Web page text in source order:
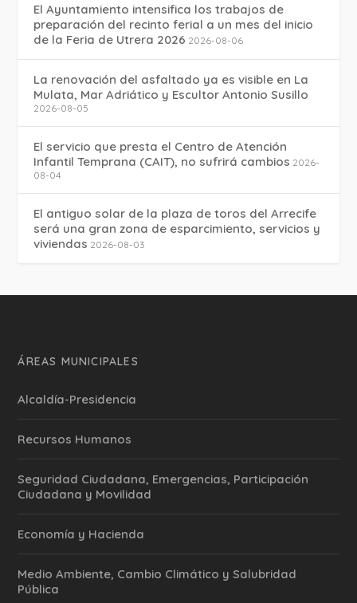
El Ayuntamiento intensifica los trabajos de
preparación del recinto ferial a un mes del inicio
de la Feria de Utrera 2026 2026-08-06
La renovación del asfaltado ya es visible en La
Mulata, Mar Adriático y Escultor Antonio Susillo
2026-08-05
El servicio que presta el Centro de Atención
Infantil Temprana (CAIT), no sufrirá cambios 2026-
08-04
El antiguo solar de la plaza de toros del Arrecife
será una gran zona de esparcimiento, servicios y
viviendas 2026-08-03
ÁREAS MUNICIPALES
Alcaldía-Presidencia
Recursos Humanos
Seguridad Ciudadana, Emergencias, Participación
Ciudadana y Movilidad
Economía y Hacienda
Medio Ambiente, Cambio Climático y Salubridad
Pública